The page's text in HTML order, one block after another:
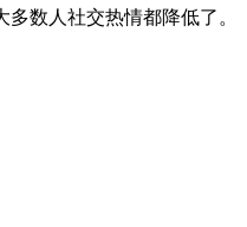
数人社交热情都降低了。